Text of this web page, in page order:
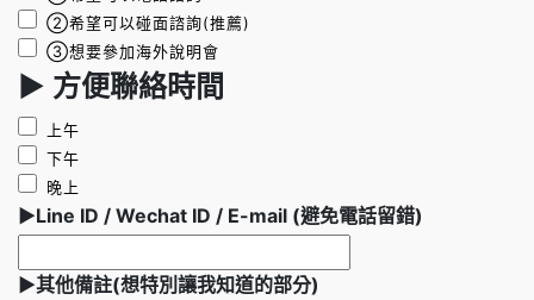
②希望可以碰面諮詢(推薦)
③想要參加海外說明會
► 方便聯絡時間
上午
下午
晚上
►Line ID / Wechat ID / E-mail (避免電話留錯)
►其他備註(想特別讓我知道的部分)